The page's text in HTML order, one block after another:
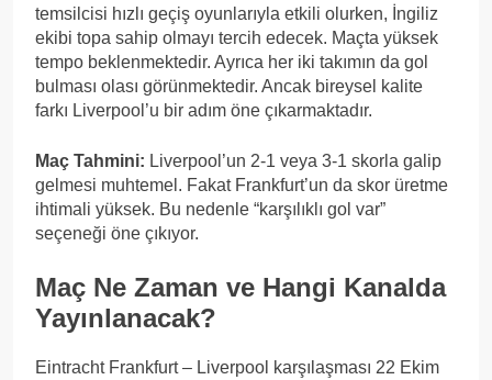
temsilcisi hızlı geçiş oyunlarıyla etkili olurken, İngiliz
ekibi topa sahip olmayı tercih edecek. Maçta yüksek
tempo beklenmektedir. Ayrıca her iki takımın da gol
bulması olası görünmektedir. Ancak bireysel kalite
farkı Liverpool’u bir adım öne çıkarmaktadır.
Maç Tahmini: Liverpool’un 2-1 veya 3-1 skorla galip
gelmesi muhtemel. Fakat Frankfurt’un da skor üretme
ihtimali yüksek. Bu nedenle “karşılıklı gol var”
seçeneği öne çıkıyor.
Maç Ne Zaman ve Hangi Kanalda
Yayınlanacak?
Eintracht Frankfurt – Liverpool karşılaşması 22 Ekim